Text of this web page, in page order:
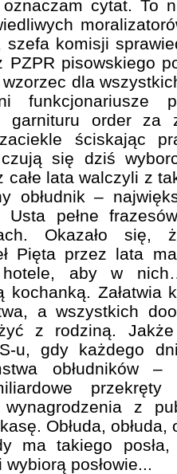
cytat. To
szefa komisji
pisowskiego
dla
funkcjonariusze
garnituru order za
ściskając
się dziś
całe lata walczyli z
obłudnik –
Usta pełne
Okazało się,
Pięta przez lata
hotele, aby w
kochanką. Załatwia
a wszystkich
z rodziną.
u, gdy każdego
obłudników
wynagrodzenia z
Obłuda, obłuda,
ma takiego
posłowie...